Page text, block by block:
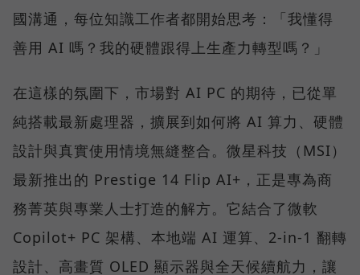
國溝通，每位知識工作者都開始思考：「我懂得
善用 AI 嗎？我的硬體跟得上生產力轉型嗎？」
在這樣的氛圍下，市場對 AI PC 的期待，已從單
純搭載最新處理器，擴展到如何將 AI 算力、硬體
設計與真實使用情境無縫整合。微星科技（MSI）
最新推出的 Prestige 14 Flip AI+，正是專為商
務菁英與專業人士打造的解方。它結合了微軟
Copilot+ PC 架構、本地端 AI 運算、2-in-1 翻轉
設計、高畫質 OLED 顯示器與全天候續航力，讓